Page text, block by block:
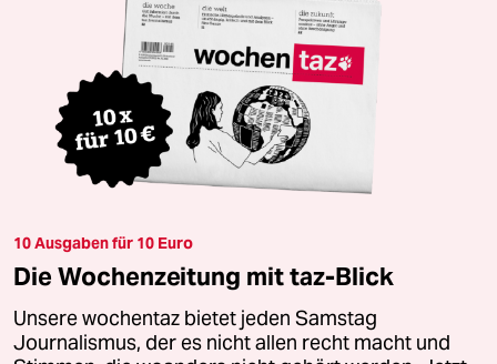
10 Ausgaben für 10 Euro
Die Wochenzeitung mit taz-Blick
Unsere wochentaz bietet jeden Samstag
Journalismus, der es nicht allen recht macht und